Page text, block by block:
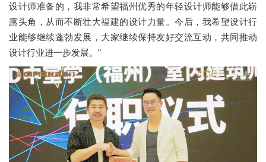
设计师准备的，我非常希望福州优秀的年轻设计师能够借此崭
露头角，从而不断壮大福建的设计力量。今后，我希望设计行
业能够继续蓬勃发展，大家继续保持友好交流互动，共同推动
设计行业进一步发展。”